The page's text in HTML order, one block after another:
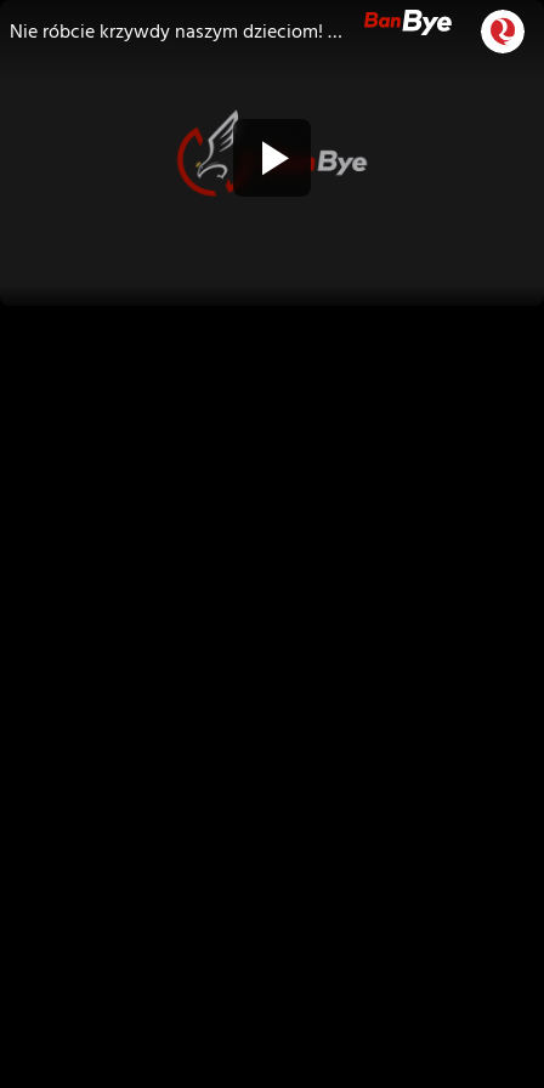
Nie róbcie krzywdy naszym dzieciom! Mega protest w Warszawie! NA ŻYWO!